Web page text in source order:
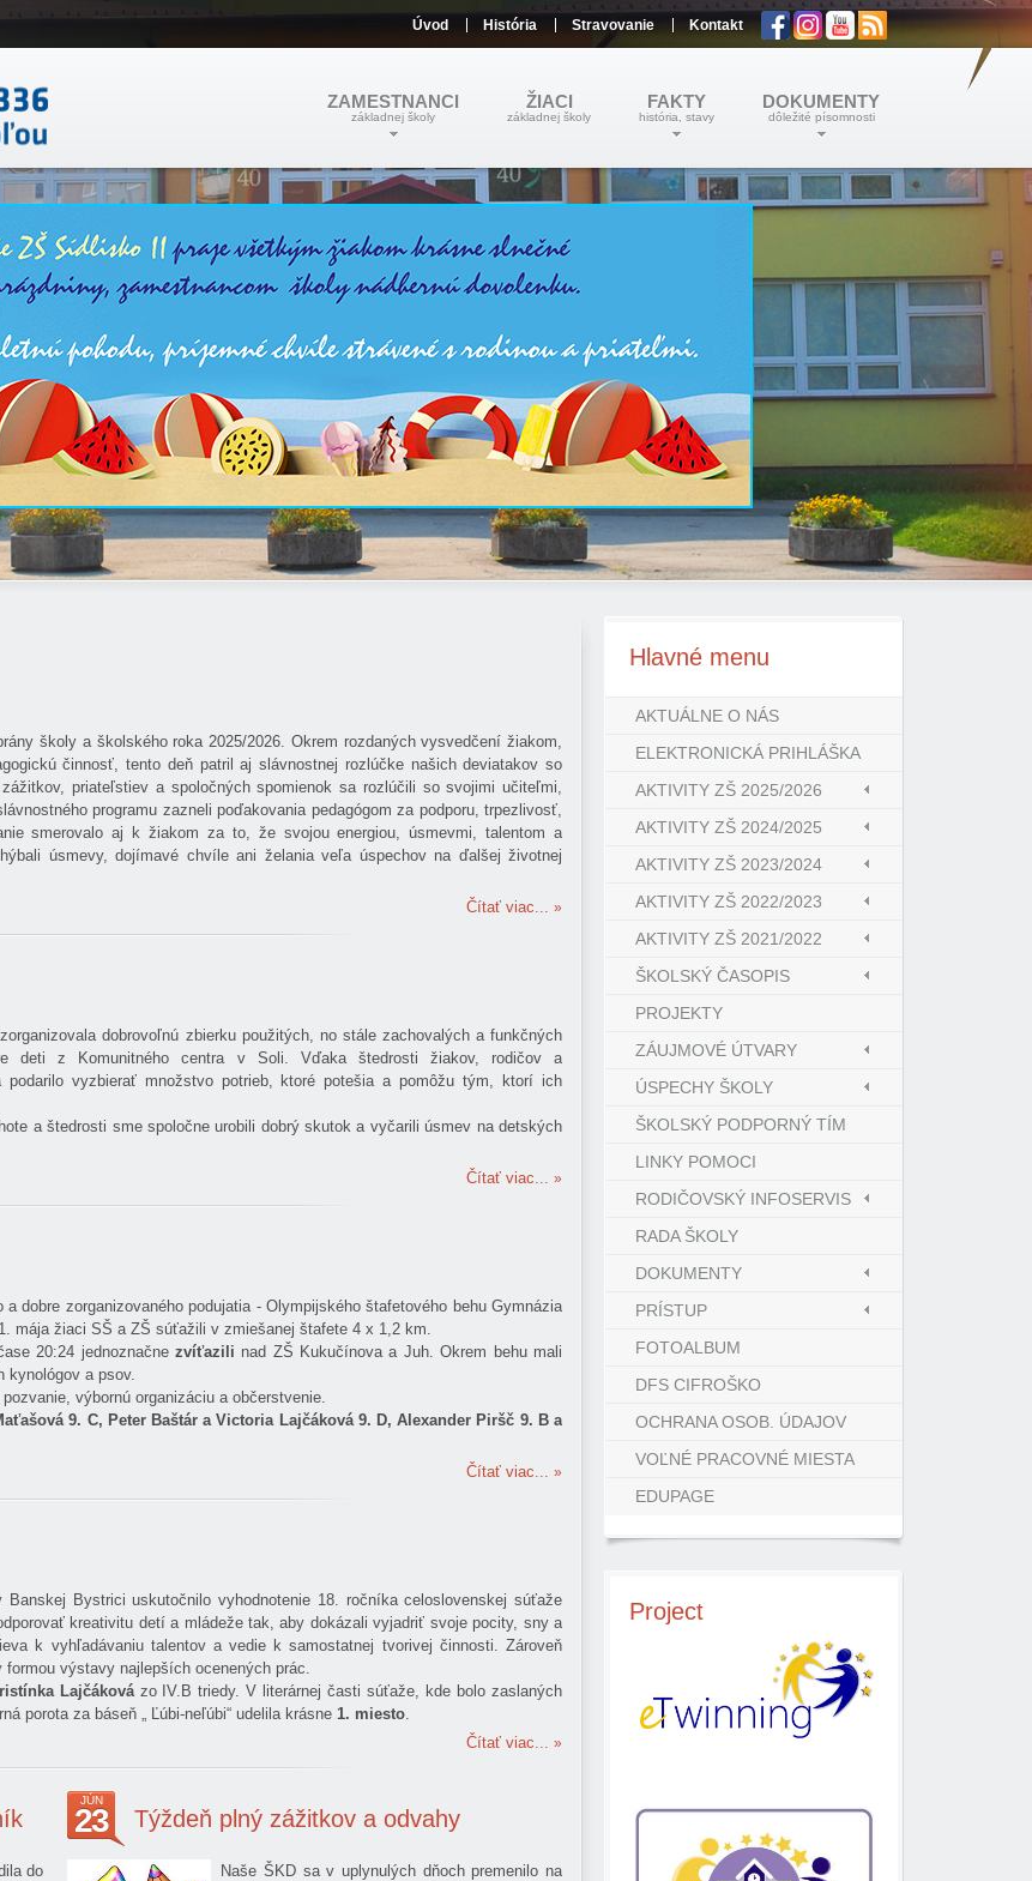
Úvod História Stravovanie Kontakt
DOKUMENTY
dôležité písomnosti
FAKTY
história, stavy
ŽIACI
základnej školy
ZAMESTNANCI
základnej školy
školy a školského roka 2025/2026. Okrem rozdaných vysvedčení žiakom,
činnosť, tento deň patril aj slávnostnej rozlúčke našich deviatakov so
priateľstiev a spoločných spomienok sa rozlúčili so svojimi učiteľmi,
programu zazneli poďakovania pedagógom za podporu, trpezlivosť,
smerovalo aj k žiakom za to, že svojou energiou, úsmevmi, talentom a
úsmevy, dojímavé chvíle ani želania veľa úspechov na ďalšej životnej
Čítať viac...
dobrovoľnú zbierku použitých, no stále zachovalých a funkčných
deti z Komunitného centra v Soli. Vďaka štedrosti žiakov, rodičov a
podarilo vyzbierať množstvo potrieb, ktoré potešia a pomôžu tým, ktorí ich
a štedrosti sme spoločne urobili dobrý skutok a vyčarili úsmev na detských
Čítať viac...
dobre zorganizovaného podujatia - Olympijského štafetového behu Gymnázia
mája žiaci SŠ a ZŠ súťažili v zmiešanej štafete 4 x 1,2 km.
20:24 jednoznačne zvíťazili nad ZŠ Kukučínova a Juh. Okrem behu mali
kynológov a psov.
výbornú organizáciu a občerstvenie.
9. C, Peter Baštár a Victoria Lajčáková 9. D, Alexander Piršč 9. B a
Čítať viac...
Bystrici uskutočnilo vyhodnotenie 18. ročníka celoslovenskej súťaže
kreativitu detí a mládeže tak, aby dokázali vyjadriť svoje pocity, sny a
k vyhľadávaniu talentov a vedie k samostatnej tvorivej činnosti. Zároveň
výstavy najlepších ocenených prác.
Lajčákovázo IV.B triedy. V literárnej časti súťaže, kde bolo zaslaných
porota za báseň „ Ľúbi-neľúbi“ udelila krásne 1. miesto.
Čítať viac...
do
JÚN
23 Týždeň plný zážitkov a odvahy
Naše ŠKD sa v uplynulých dňoch premenilo na
Hlavné menu
AKTUÁLNE O NÁS
ELEKTRONICKÁ PRIHLÁŠKA
AKTIVITY ZŠ 2025/2026
AKTIVITY ZŠ 2024/2025
AKTIVITY ZŠ 2023/2024
AKTIVITY ZŠ 2022/2023
AKTIVITY ZŠ 2021/2022
ŠKOLSKÝ ČASOPIS
PROJEKTY
ZÁUJMOVÉ ÚTVARY
ÚSPECHY ŠKOLY
ŠKOLSKÝ PODPORNÝ TÍM
LINKY POMOCI
RODIČOVSKÝ INFOSERVIS
RADA ŠKOLY
DOKUMENTY
PRÍSTUP
FOTOALBUM
DFS CIFROŠKO
OCHRANA OSOB. ÚDAJOV
VOĽNÉ PRACOVNÉ MIESTA
EDUPAGE
Project